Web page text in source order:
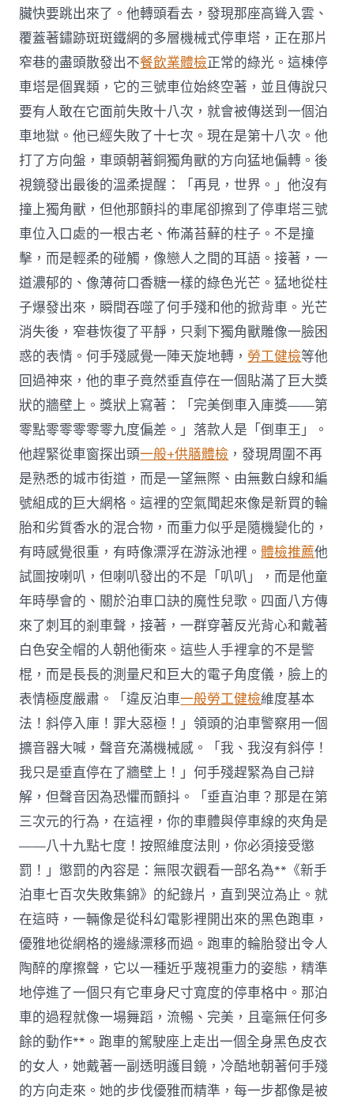
臟快要跳出來了。他轉頭看去，發現那座高聳入雲、
覆蓋著鏽跡斑斑鐵網的多層機械式停車塔，正在那片
窄巷的盡頭散發出不餐飲業體檢正常的綠光。這棟停
車塔是個異類，它的三號車位始終空著，並且傳說只
要有人敢在它面前失敗十八次，就會被傳送到一個泊
車地獄。他已經失敗了十七次。現在是第十八次。他
打了方向盤，車頭朝著銅獨角獸的方向猛地偏轉。後
視鏡發出最後的溫柔提醒：「再見，世界。」他沒有
撞上獨角獸，但他那顫抖的車尾卻擦到了停車塔三號
車位入口處的一根古老、佈滿苔蘚的柱子。不是撞
擊，而是輕柔的碰觸，像戀人之間的耳語。接著，一
道濃郁的、像薄荷口香糖一樣的綠色光芒。猛地從柱
子爆發出來，瞬間吞噬了何手殘和他的掀背車。光芒
消失後，窄巷恢復了平靜，只剩下獨角獸雕像一臉困
惑的表情。何手殘感覺一陣天旋地轉， 勞工健檢等他
回過神來，他的車子竟然垂直停在一個貼滿了巨大獎
狀的牆壁上。獎狀上寫著：「完美倒車入庫獎——第
零點零零零零零九度偏差。」落款人是「倒車王」。
他趕緊從車窗探出頭一般+供膳體檢 ，發現周圍不再
是熟悉的城市街道，而是一望無際、由無數白線和編
號組成的巨大網格。這裡的空氣聞起來像是新買的輪
胎和劣質香水的混合物，而重力似乎是隨機變化的，
有時感覺很重，有時像漂浮在游泳池裡。體檢推薦他
試圖按喇叭，但喇叭發出的不是「叭叭」，而是他童
年時學會的、關於泊車口訣的魔性兒歌。四面八方傳
來了刺耳的剎車聲，接著，一群穿著反光背心和戴著
白色安全帽的人朝他衝來。這些人手裡拿的不是警
棍，而是長長的測量尺和巨大的電子角度儀，臉上的
表情極度嚴肅。「違反泊車一般勞工健檢維度基本
法！斜停入庫！罪大惡極！」領頭的泊車警察用一個
擴音器大喊，聲音充滿機械感。「我、我沒有斜停！
我只是垂直停在了牆壁上！」何手殘趕緊為自己辯
解，但聲音因為恐懼而顫抖。「垂直泊車？那是在第
三次元的行為，在這裡，你的車體與停車線的夾角是
——八十九點七度！按照維度法則，你必須接受懲
罰！」懲罰的內容是：無限次觀看一部名為**《新手
泊車七百次失敗集錦》的紀錄片，直到哭泣為止。就
在這時，一輛像是從科幻電影裡開出來的黑色跑車，
優雅地從網格的邊緣漂移而過。跑車的輪胎發出令人
陶醉的摩擦聲，它以一種近乎蔑視重力的姿態，精準
地停進了一個只有它車身尺寸寬度的停車格中。那泊
車的過程就像一場舞蹈，流暢、完美，且毫無任何多
餘的動作**。跑車的駕駛座上走出一個全身黑色皮衣
的女人，她戴著一副透明護目鏡，冷酷地朝著何手殘
的方向走來。她的步伐優雅而精準，每一步都像是被